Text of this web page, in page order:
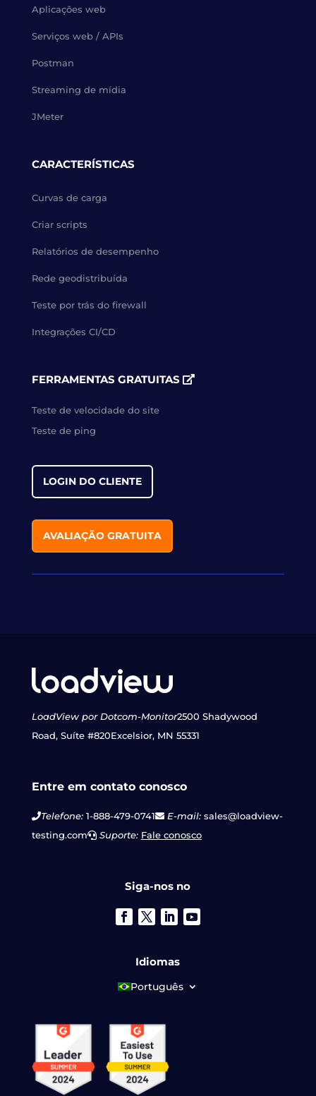
Aplicações web
Serviços web / APIs
Postman
Streaming de mídia
JMeter
CARACTERÍSTICAS
Curvas de carga
Criar scripts
Relatórios de desempenho
Rede geodistribuída
Teste por trás do firewall
Integrações CI/CD
FERRAMENTAS GRATUITAS
Teste de velocidade do site
Teste de ping
LOGIN DO CLIENTE
AVALIAÇÃO GRATUITA
LoadView por Dotcom-Monitor2500 Shadywood
Road, Suíte #820Excelsior, MN 55331
Entre em contato conosco
Telefone:1-888-479-0741 E-mail:sales@loadview-
testing.com
Suporte: Fale conosco
Siga-nos no
Idiomas
Português